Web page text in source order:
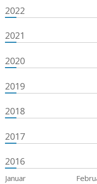
2022
2021
2020
2019
2018
2017
2016
Januar